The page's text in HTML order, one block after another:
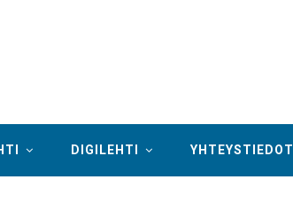
DIGILEHTI YHTEYSTIEDOT